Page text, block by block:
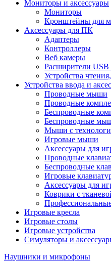
Мониторы и аксессуары
Мониторы
Кронштейны для
Аксессуары для ПК
Адаптеры
Контроллеры
Веб камеры
Расширители USB
Устройства
Устройства ввода и
Проводные мыши
Проводные
Беспроводные
Беспроводные
Мыши с
Игровые мыши
Аксессуары для
Проводные
Беспроводные
Игровые
Аксессуары для
Коврики с
Игровые кресла
Игровые столы
Игровые устройства
Симуляторы и
Наушники и микрофоны